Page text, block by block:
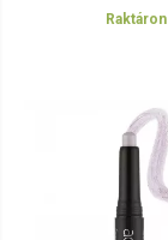
Raktáron